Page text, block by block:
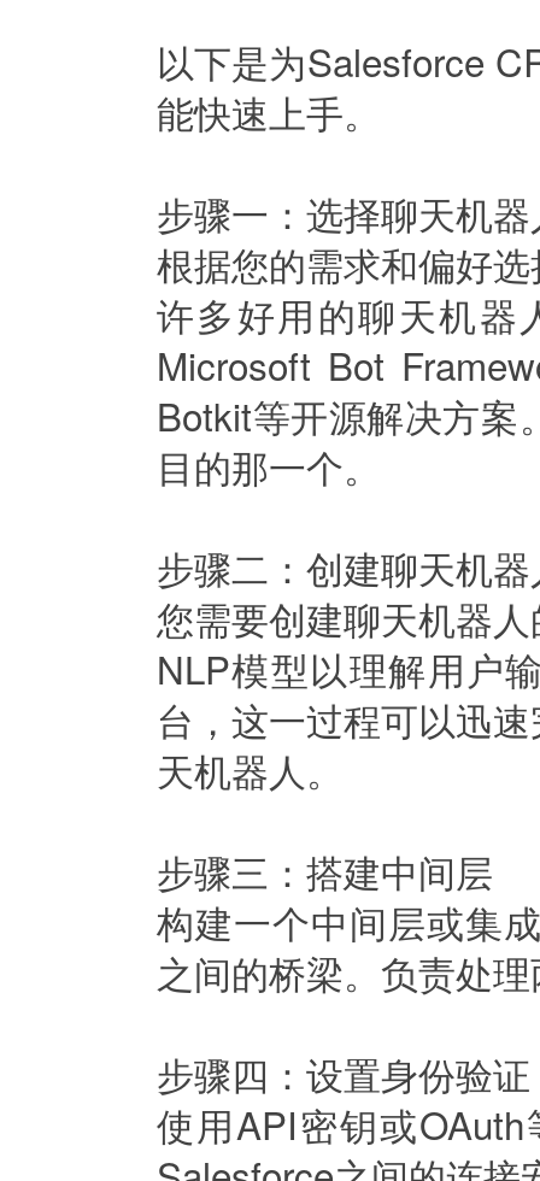
以下是为Salesforce
能快速上手。
步骤一：选择聊天机
根据您的需求和偏好
许多好用的聊天机器
Microsoft Bot
Botkit等开源解决方案
目的那一个。
步骤二：创建聊天机
您需要创建聊天机器
NLP模型以理解用户
台，这一过程可以迅
天机器人。
步骤三：搭建中间层
构建一个中间层或集
之间的桥梁。负责处
步骤四：设置身份验证
使用API密钥或